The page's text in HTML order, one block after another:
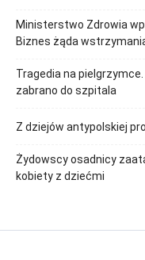
Ministerstwo Zdrowia
Biznes żąda
Tragedia na
zabrano do szpitala
Z dziejów antypolskiej
Żydowscy osadnicy
kobiety z dziećmi